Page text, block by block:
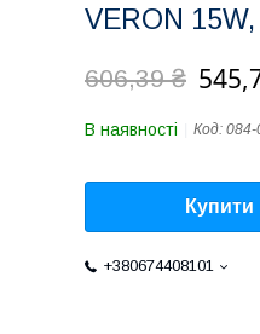
VERON
606,39 ₴
В наявності Код: 084-
Купити
+380674408101